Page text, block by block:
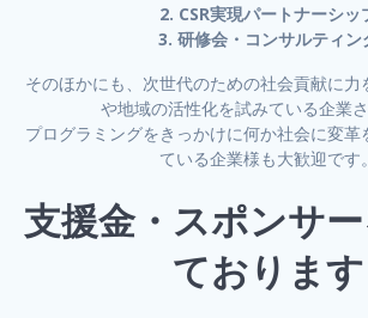
2. CSR実現パートナーシッ
3. 研修会・コンサルティン
そのほかにも、次世代のための社会貢献に力
や地域の活性化を試みている企業さ
プログラミングをきっかけに何か社会に変革
ている企業様も大歓迎です。
支援金・スポンサ
ております